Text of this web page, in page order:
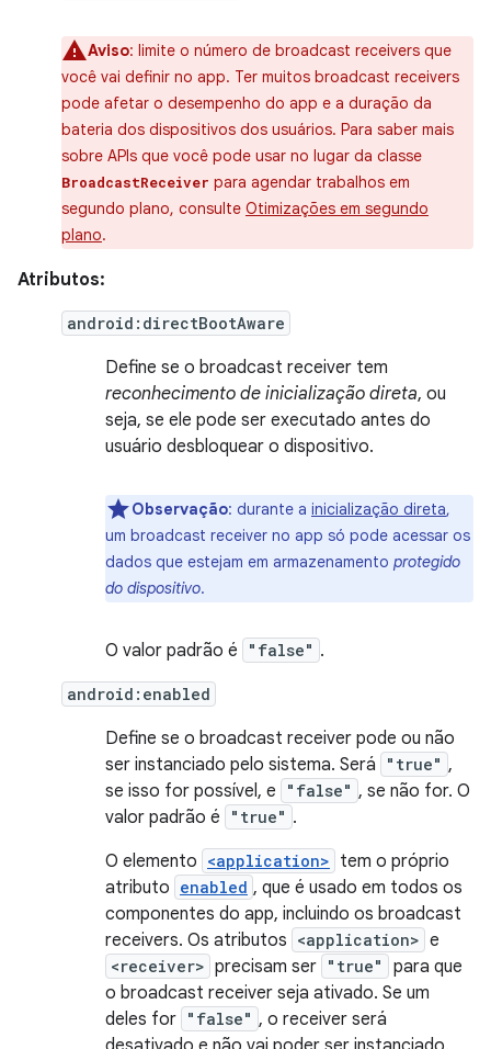
Aviso: limite o número de broadcast receivers que
você vai definir no app. Ter muitos broadcast receivers
pode afetar o desempenho do app e a duração da
bateria dos dispositivos dos usuários. Para saber mais
sobre APIs que você pode usar no lugar da classe
BroadcastReceiver para agendar trabalhos em
segundo plano, consulte Otimizações em segundo
plano.
Atributos:
android:directBootAware
Define se o broadcast receiver tem
reconhecimento de inicialização direta, ou
seja, se ele pode ser executado antes do
usuário desbloquear o dispositivo.
Observação: durante a inicialização direta,
um broadcast receiver no app só pode acessar os
dados que estejam em armazenamento protegido
do dispositivo.
O valor padrão é "false" .
android:enabled
Define se o broadcast receiver pode ou não
ser instanciado pelo sistema. Será
"true" ,
se isso for possível, e
"false" , se não for. O
valor padrão é
"true" .
O elemento <application> tem o próprio
atributo enabled , que é usado em todos os
componentes do app, incluindo os broadcast
receivers. Os atributos <application> e
<receiver> precisam ser "true"
para que
o broadcast receiver seja ativado. Se um
deles for "false" , o receiver será